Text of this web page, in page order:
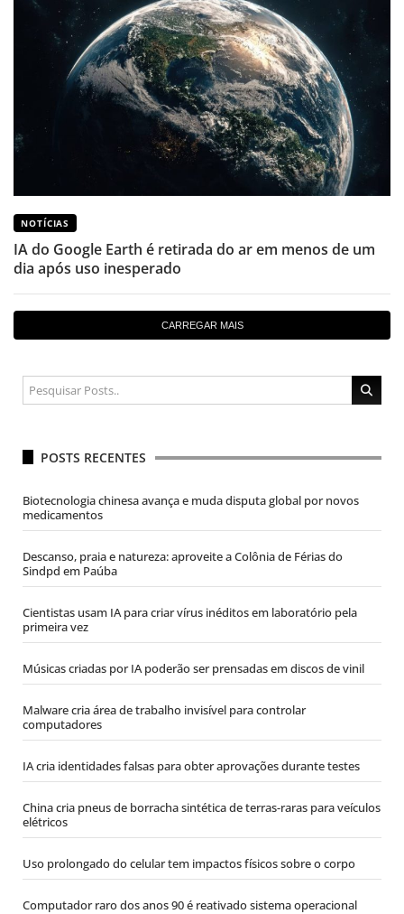
NOTÍCIAS
IA do Google Earth é retirada do ar em menos de um
dia após uso inesperado
CARREGAR MAIS
POSTS RECENTES
Biotecnologia chinesa avança e muda disputa global por novos
medicamentos
Descanso, praia e natureza: aproveite a Colônia de Férias do
Sindpd em Paúba
Cientistas usam IA para criar vírus inéditos em laboratório pela
primeira vez
Músicas criadas por IA poderão ser prensadas em discos de vinil
Malware cria área de trabalho invisível para controlar
computadores
IA cria identidades falsas para obter aprovações durante testes
China cria pneus de borracha sintética de terras-raras para veículos
elétricos
Uso prolongado do celular tem impactos físicos sobre o corpo
Computador raro dos anos 90 é reativado sistema operacional